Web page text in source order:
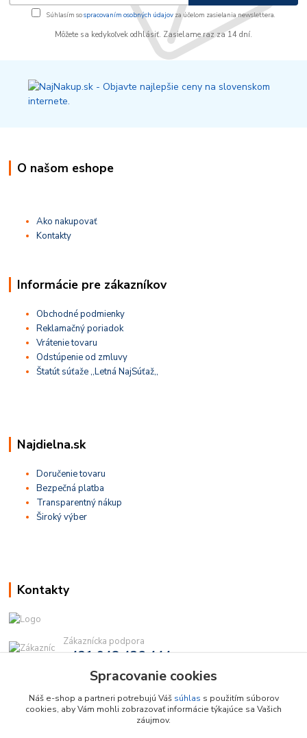
Súhlasím sospracovaním osobných údajov za účelom zasielania newslettera.
Môžete sa kedykoľvek odhlásiť. Zasielame raz za 14 dní.
O našom eshope
Ako nakupovať
Kontakty
Informácie pre zákazníkov
Obchodné podmienky
Reklamačný poriadok
Vrátenie tovaru
Odstúpenie od zmluvy
Štatút súťaže ,,Letná NajSúťaž,,
Najdielna.sk
Doručenie tovaru
Bezpečná platba
Transparentný nákup
Široký výber
Kontakty
Zákaznícka podpora
+421 948 436 444
(Po-Pia, 9-16 hod.)
info@najdielna.sk
Spracovanie cookies
Náš e-shop a partneri potrebujú Váš súhlas s použitím súborov
cookies, aby Vám mohli zobrazovať informácie týkajúce sa Vašich
záujmov.